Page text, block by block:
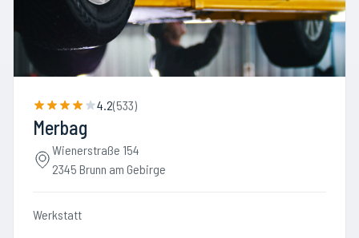
4.2(533)
Merbag
Wienerstraße 154
2345 Brunn am Gebirge
Werkstatt